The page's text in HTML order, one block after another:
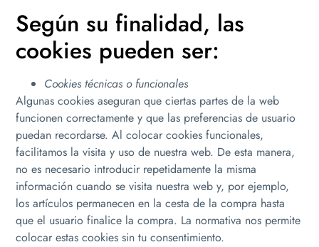
Según su finalidad, las
cookies pueden ser:
Cookies técnicas o funcionales
Algunas cookies aseguran que ciertas partes de la web
funcionen correctamente y que las preferencias de usuario
puedan recordarse. Al colocar cookies funcionales,
facilitamos la visita y uso de nuestra web. De esta manera,
no es necesario introducir repetidamente la misma
información cuando se visita nuestra web y, por ejemplo,
los artículos permanecen en la cesta de la compra hasta
que el usuario finalice la compra. La normativa nos permite
colocar estas cookies sin tu consentimiento.